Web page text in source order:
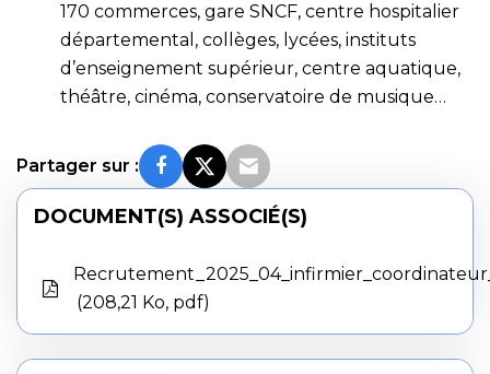
170 commerces, gare SNCF, centre hospitalier
départemental, collèges, lycées, instituts
d’enseignement supérieur, centre aquatique,
théâtre, cinéma, conservatoire de musique…
Partager sur :
DOCUMENT(S) ASSOCIÉ(S)
208,21 Ko, pdf